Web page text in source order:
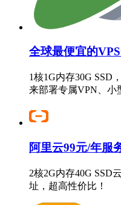
全球最便宜的
1核1G内存30G SSD
来部署专属VPN、小
阿里云99元/年服
2核2G内存40G SSD
址，超高性价比！